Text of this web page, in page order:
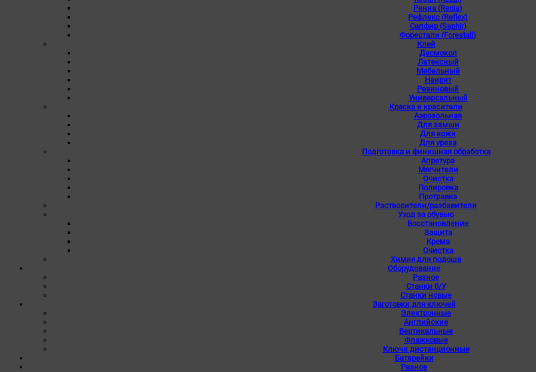
Рениа (Renia)
Рефлекс (Reflex)
Сапфир (Saphir)
Форестали (Forestali)
Клей
Десмокол
Латексный
Мебельный
Наирит
Резиновый
Универсальный
Краска и красители
Аэрозольная
Для замши
Для кожи
Для уреза
Подготовка и финишная обработка
Апретура
Мягчители
Очистка
Полировка
Протравка
Растворители/разбавители
Уход за обувью
Восстановление
Защита
Крема
Очистка
Химия для подошв
Оборудование
Разное
Станки б/У
Станки новые
Заготовки для ключей
Электронные
Английские
Вертикальные
Флажковые
Ключи дистанционные
Батарейки
Разное